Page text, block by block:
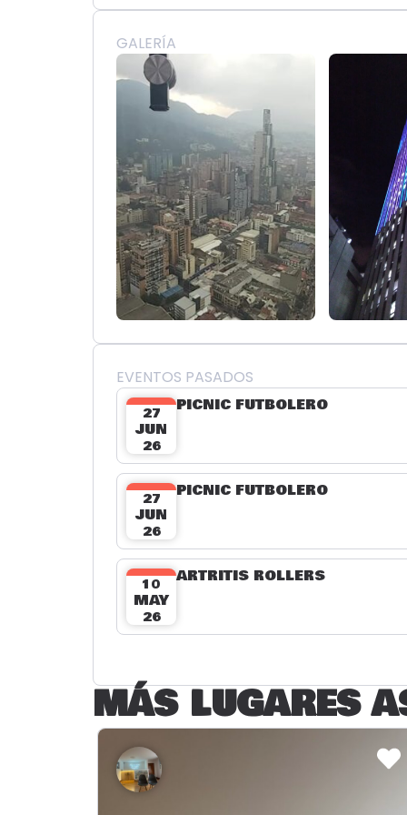
GALERÍA
EVENTOS PASADOS
27
JUN
26
PICNIC FUTBOLERO
27
JUN
26
PICNIC FUTBOLERO
10
MAY
26
ARTRITIS ROLLERS
MÁS LUGARES